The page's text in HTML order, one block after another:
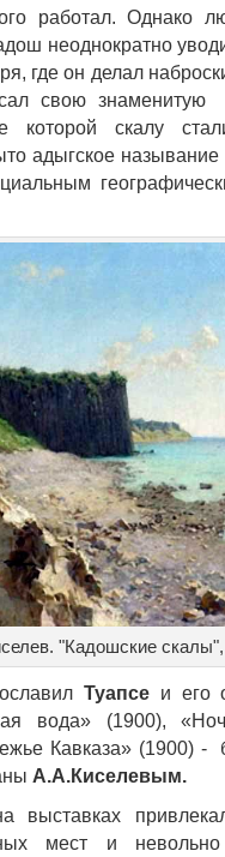
работал. Однако
неоднократно
где он делал
свою знаменитую
которой скалу
адыгское
"Кадошские скалы",
Туапсе и его
вода» (1900),
Кавказа» (1900) -
А.А.Киселевым.
выставках
мест и